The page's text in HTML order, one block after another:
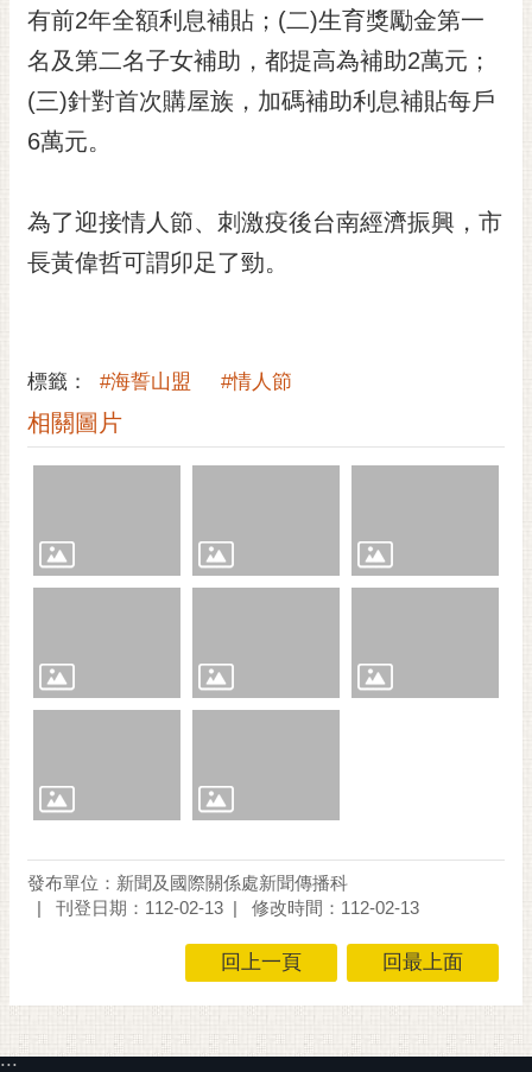
通
位
置
有前2年全額利息補貼；(二)生育獎勵金第一
名及第二名子女補助，都提高為補助2萬元；
(三)針對首次購屋族，加碼補助利息補貼每戶
6萬元。
為了迎接情人節、刺激疫後台南經濟振興，市
長黃偉哲可謂卯足了勁。
標籤： #海誓山盟 #情人節
相關圖片
發布單位：新聞及國際關係處新聞傳播科
刊登日期：112-02-13
修改時間：112-02-13
回上一頁 回最上面